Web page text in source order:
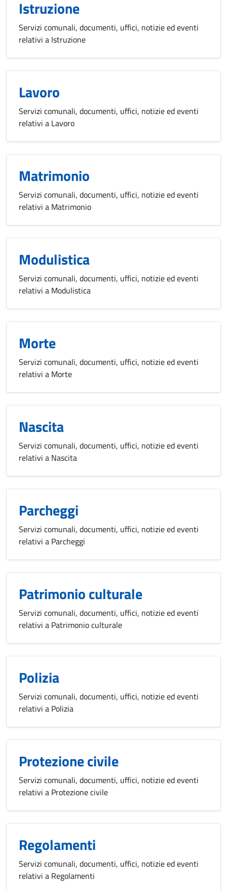
Istruzione
Servizi comunali, documenti, uffici, notizie ed eventi
relativi a Istruzione
Lavoro
Servizi comunali, documenti, uffici, notizie ed eventi
relativi a Lavoro
Matrimonio
Servizi comunali, documenti, uffici, notizie ed eventi
relativi a Matrimonio
Modulistica
Servizi comunali, documenti, uffici, notizie ed eventi
relativi a Modulistica
Morte
Servizi comunali, documenti, uffici, notizie ed eventi
relativi a Morte
Nascita
Servizi comunali, documenti, uffici, notizie ed eventi
relativi a Nascita
Parcheggi
Servizi comunali, documenti, uffici, notizie ed eventi
relativi a Parcheggi
Patrimonio culturale
Servizi comunali, documenti, uffici, notizie ed eventi
relativi a Patrimonio culturale
Polizia
Servizi comunali, documenti, uffici, notizie ed eventi
relativi a Polizia
Protezione civile
Servizi comunali, documenti, uffici, notizie ed eventi
relativi a Protezione civile
Regolamenti
Servizi comunali, documenti, uffici, notizie ed eventi
relativi a Regolamenti